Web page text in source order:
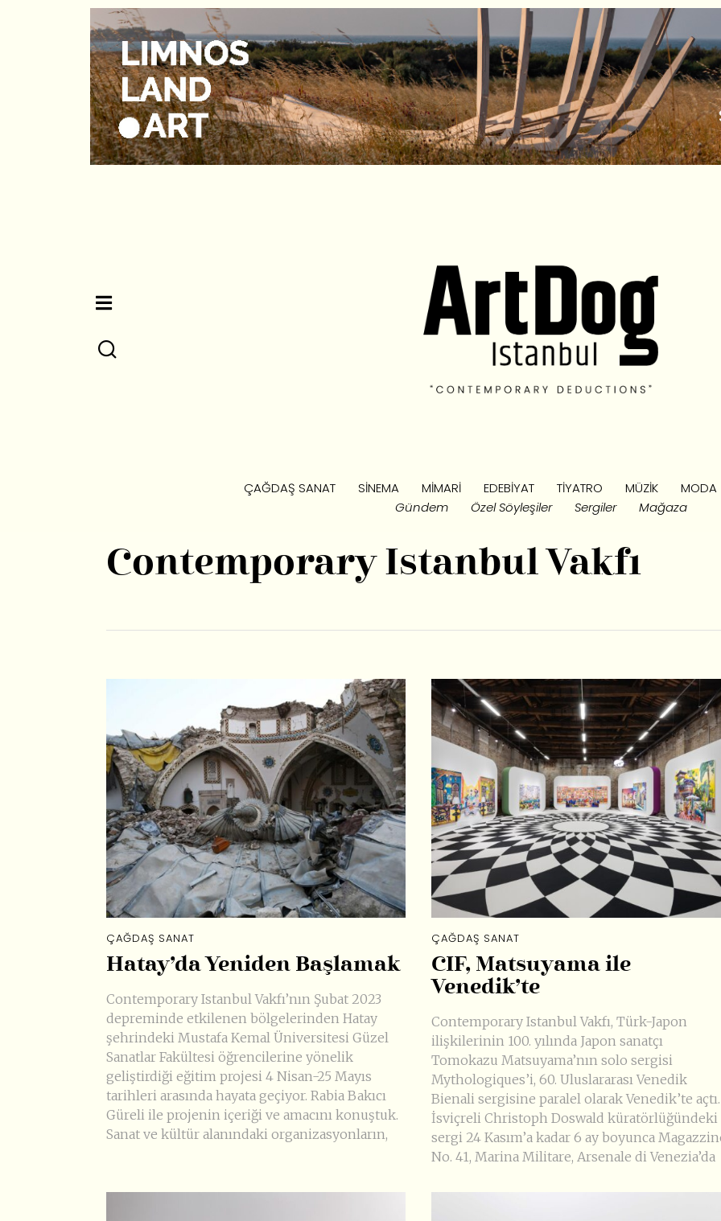
ÇAĞDAŞ SANAT SINEMA MIMARI EDEBIYAT TIYATRO MÜZIK
MODA
Gündem
Özel Söyleşiler Sergiler Mağaza
Contemporary Istanbul Vakfı
ÇAĞDAŞ SANAT
Hatay’da Yeniden Başlamak
Contemporary Istanbul Vakfı’nın Şubat 2023
depreminde etkilenen bölgelerinden Hatay
şehrindeki Mustafa Kemal Üniversitesi Güzel
Sanatlar Fakültesi öğrencilerine yönelik
geliştirdiği eğitim projesi 4 Nisan-25 Mayıs
tarihleri arasında hayata geçiyor. Rabia Bakıcı
Güreli ile projenin içeriği ve amacını konuştuk.
Sanat ve kültür alanındaki organizasyonların,
ÇAĞDAŞ SANAT
CIF, Matsuyama ile
Venedik’te
Contemporary Istanbul Vakfı, Türk-Japon
ilişkilerinin 100. yılında Japon sanatçı
Tomokazu Matsuyama’nın solo sergisi
Mythologiques’i, 60. Uluslararası Venedik
Bienali sergisine paralel olarak Venedik’te açtı.
İsviçreli Christoph Doswald küratörlüğündeki
sergi 24 Kasım’a kadar 6 ay boyunca
No. 41, Marina Militare, Arsenale di Venezia’da